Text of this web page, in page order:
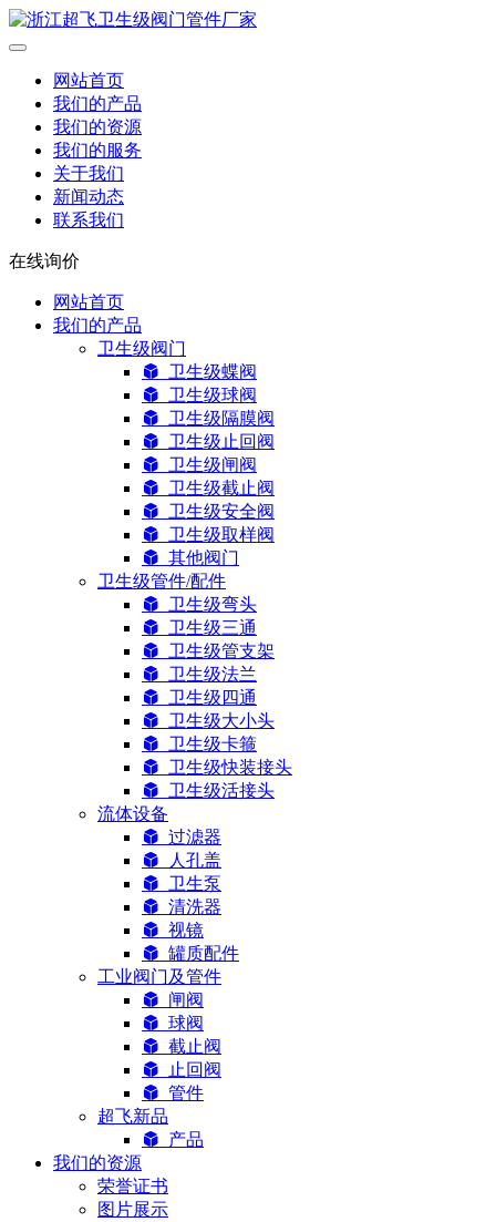
网站首页
我们的产品
我们的资源
我们的服务
关于我们
新闻动态
联系我们
在线询价
网站首页
我们的产品
卫生级阀门
卫生级蝶阀
卫生级球阀
卫生级隔膜阀
卫生级止回阀
卫生级闸阀
卫生级截止阀
卫生级安全阀
卫生级取样阀
其他阀门
卫生级管件/配件
卫生级弯头
卫生级三通
卫生级管支架
卫生级法兰
卫生级四通
卫生级大小头
卫生级卡箍
卫生级快装接头
卫生级活接头
流体设备
过滤器
人孔盖
卫生泵
清洗器
视镜
罐质配件
工业阀门及管件
闸阀
球阀
截止阀
止回阀
管件
超飞新品
产品
我们的资源
荣誉证书
图片展示